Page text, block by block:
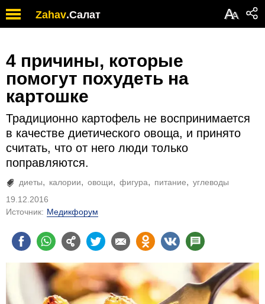
Zahav.Салат АА
4 причины, которые
помогут похудеть на
картошке
Традиционно картофель не воспринимается
в качестве диетического овоща, и принято
считать, что от него люди только
поправляются.
диеты калории овощи фигура питание
углеводы
19.12.2016
Источник: Медикфорум